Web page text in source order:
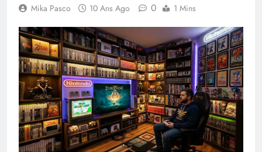
Mika Pasco 10 Ans Ago 0 1 Mins